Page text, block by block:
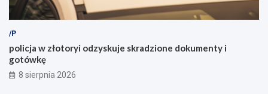
/P
policja w złotoryi odzyskuje skradzione dokumenty i
gotówkę
8 sierpnia 2026